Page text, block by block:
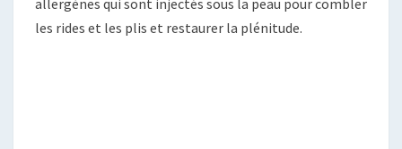
les rides et les plis et restaurer la plénitude.